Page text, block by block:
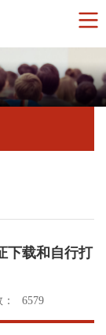
下载和自行打
6579